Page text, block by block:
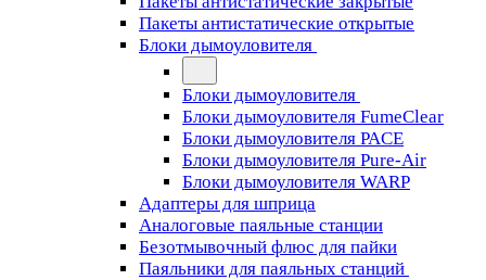
Пакеты антистатические открытые
Блоки дымоуловителя
Блоки дымоуловителя
Блоки дымоуловителя FumeClear
Блоки дымоуловителя PACE
Блоки дымоуловителя Pure-Air
Блоки дымоуловителя WARP
Адаптеры для шприца
Аналоговые паяльные станции
Безотмывочный флюс для пайки
Паяльники для паяльных станций